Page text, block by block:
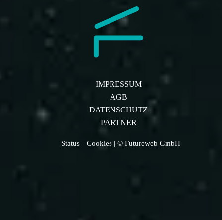
IMPRESSUM
AGB
DATENSCHUTZ
PARTNER
Status Cookies | © Futureweb GmbH